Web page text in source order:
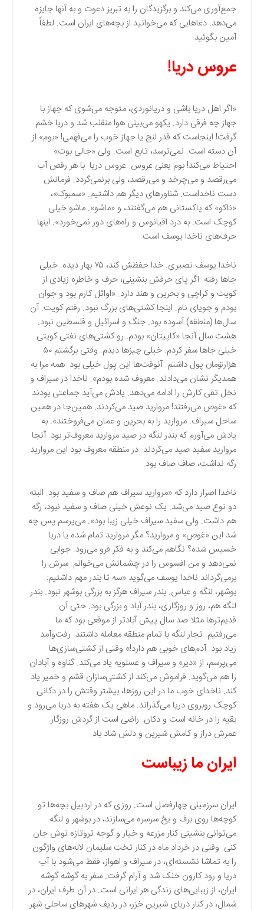
جمع‌آوری می‌کند و برگزیدگان را به تبریز دعوت و به آنها جایزه
می‌دهد. دعاهایی که می‌خوانید از بچه‌های ایران است. لطفاً
آمین بگوئید.
عروس دریا!
«اگر اهل دریا باشی و دریانوردی، متوجه می‌شوی که جهاز با
جهاز چه فرقی دارد. یکهو می‌بینی هوا منقلب شد و دریا خشم
گرفت! اینجاست که قدر لنج یا جهاز خوب را می‌فهمی! «بوم» از
آن دسته است. نمی‌ترسد، تابع است. ولی «جالی بوت»
احتیاط می‌کند! بوم یعنی عروس. عروس دریا. با هر رقص آب
می‌رقصد و می‌چرخد و می‌رقصد، ولی برنمی‌گردد. فرمانش
دست ناخداست. شناور‌های دیگر هم داشتیم. «سمبوک»،
«ناکو» که پاکستانی هم می‌گفتند، و «ماشو». ماشو خیلی
کوچک است. به درد اقیانوس و راه‌های دور نمی‌خورد». اینها
حرف‌های ناخدا یوسف است.
ناخدا یوسف نصیری. خدا حفظش کند، ۷۵ بهار دیده. خیلی
جاها رفته. اگر پای حرفش بنشینی، حرف و خاطره زیادی از
کویت و کراچی و بحرین و هند دارد. «اوائل کارم بود و جوان
بودم و جویای نام. اینجا کشتی‌های بزرگ نبود. رفتم کویت. آن
سال‌ها (منطقه) آسوده بود. جنگ و اسرائیل و فلسطین نبود.
هشت سال آنجا «کاپیتان» بودم. رو کشتی‌های نفتی کویتی
خیلی جاها سفر کردم. خیلی چیزها دیدم. وقتی برگشتم ۵۰
هزارتومان پول داشتم. آنوقت‌ها این پول خیلی بود. همه مرا به
همدیگر نشان می‌دادند. معروف شده بودم». ناخدا در سیراف و
نخل تقی کارش را ادامه می‌دهد. یادش می‌آید جماعتی بودند
که «غوص می‌رفتند! مروارید صید می‌کردند. همین‌جا در همین
ساحل سیراف. مروارید را به بحرین و عمان می‌فروختند». به
یادش می‌آورم که بندر لنگه در صید مروارید معروف‌تر بود. آنجا
مروارید سفید صید می‌کردند. در منطقه معروف بود این مروارید.
رگه نداشت، صاف صاف بود.
ناخدا اصرار دارد که «مروارید سیراف هم صاف و سفید بود. البته
دو نوع صید می‌شد. یک نوعش خیلی صاف و سفید نبود، رگه
هم داشت. ولی سفید سیراف خیلی زیبا بود». می‌پرسم پس چه
شد این «غوص» و مروارید؟ مگر مروارید تمام شده یا دریا
خسیس شده؟ نگاهم می‌کند و به فکر فرو می‌رود. جوابی
نمی‌دهد و من افسوس را در چشمانش می‌خوانم. سرش را
برمی‌گرداند.ناخدا یوسف می‌گوید «سه تا بندر مهم داشتیم:
بوشهر، لنگه و عباس. بندر سیراف هرگز به بزرگی بوشهر نبود. بندر
لنگه هم، روز و روزگاری، بندر آباد و بزرگی بود. حتی آن
قدیم‌ترها مثلا صد سال پیش آبادتر از موقعی بود که ما
می‌رفتیم. تجار لنگه با تمام منطقه معامله داشتند. رفت‌و‌آمد
زیاد بود. آدم‌های خوبی هم دارد!» وقتی از کشتی‌سازی‌ها
می‌پرسم، از «دیر» و سیراف و عسلویه یاد می‌کند. گناوه و آبادان
را هم می‌گوید. فراموش می‌کند از کشتی‌سازان قشم و خمیر یاد
کند. ناخدای خوب ما در این روزها، بیشتر وقتش را در دکانی
کوچک روبروی دریا می‌گذراند. ماهی یک هفته به دریا می‌رود و
بقیه را در خانه است و دکان. راضی است از گردش روزگار.
عمرش دراز و کامش شیرین و دلش شاد باد.
ایران ما زیباست
ایران سرزمینی چهارفصل است. روزی که در اردبیل بچه‌ها تو
کوچه‌ها روی برف و یخ سرسره می‌سازند، در بوشهر و لنگه
می‌توانی بنشینی کنار مزرعه و خیار و گوجه تروتازه نوش جان
کنی. وقتی در خرداد ماه در کنار تخت سلیمان لاله‌های واژگون
را به تماشا نشسته‌ای، در سیراف و اهواز، فقط می‌شود با آب
دریا و رود کارون خنک شد و آرام گرفت. سفر به گوشه گوشه
ایران، از زیبایی‌های زندگی هر ایرانی است. در آن طرف ایران، در
شمال، در کنار دریای شیرین خزر، در ردیف شهرهای ساحلی شهر